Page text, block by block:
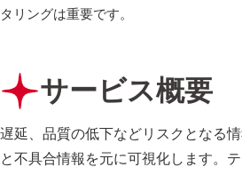
タリングは重要です。
サービス概要
遅延、品質の低下などリスクとなる
と不具合情報を元に可視化します。